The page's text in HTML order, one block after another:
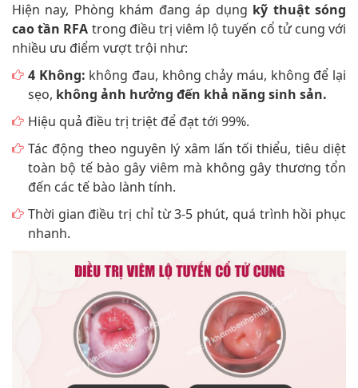
Hiện nay, Phòng khám đang áp dụng kỹ thuật sóng
cao tần RFA trong điều trị viêm lộ tuyến cổ tử cung với
nhiều ưu điểm vượt trội như:
4 Không: không đau, không chảy máu, không để lại
sẹo, không ảnh hưởng đến khả năng sinh sản.
Hiệu quả điều trị triệt để đạt tới 99%.
Tác động theo nguyên lý xâm lấn tối thiểu, tiêu diệt
toàn bộ tế bào gây viêm mà không gây thương tổn
đến các tế bào lành tính.
Thời gian điều trị chỉ từ 3-5 phút, quá trình hồi phục
nhanh.